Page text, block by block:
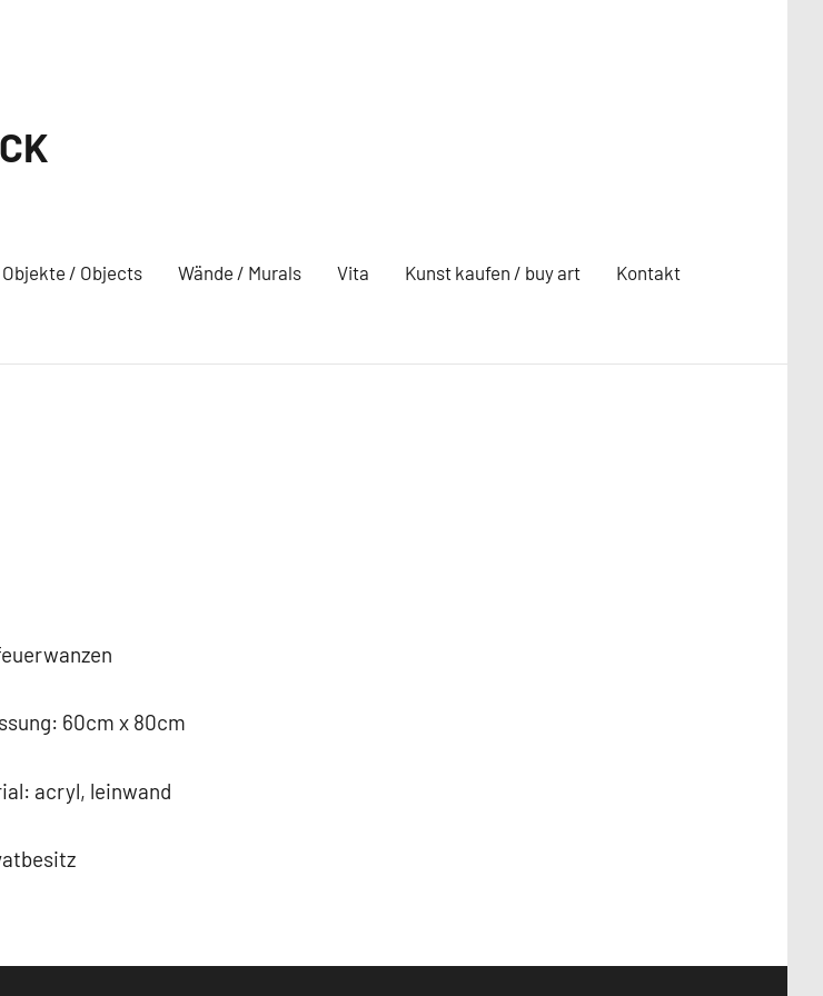
Objekte / Objects Wände / Murals Vita Kunst kaufen / buy art Kontakt
60cm x 80cm
acryl, leinwand